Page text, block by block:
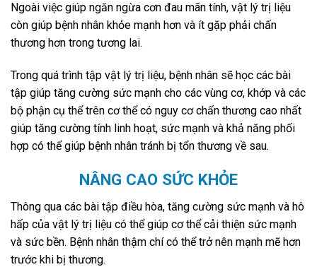
Ngoài việc giúp ngăn ngừa cơn đau mãn tính, vật lý trị liệu
còn giúp bệnh nhân khỏe mạnh hơn và ít gặp phải chấn
thương hơn trong tương lai.
Trong quá trình tập vật lý trị liệu, bệnh nhân sẽ học các bài
tập giúp tăng cường sức mạnh cho các vùng cơ, khớp và các
bộ phận cụ thể trên cơ thể có nguy cơ chấn thương cao nhất
giúp tăng cường tính linh hoạt, sức mạnh và khả năng phối
hợp có thể giúp bệnh nhân tránh bị tổn thương về sau.
NÂNG CAO SỨC KHỎE
Thông qua các bài tập điều hòa, tăng cường sức mạnh và hô
hấp của vật lý trị liệu có thể giúp cơ thể cải thiện sức mạnh
và sức bền. Bệnh nhân thậm chí có thể trở nên mạnh mẽ hơn
trước khi bị thương.